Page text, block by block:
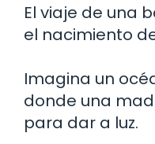
El viaje de una
el nacimiento
Imagina un
donde una
para dar a luz.